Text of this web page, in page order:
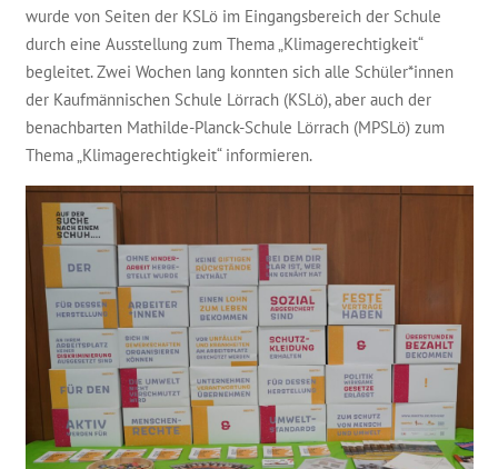
wurde von Seiten der KSLö im Eingangsbereich der Schule
durch eine Ausstellung zum Thema „Klimagerechtigkeit“
begleitet. Zwei Wochen lang konnten sich alle Schüler*innen
der Kaufmännischen Schule Lörrach (KSLö), aber auch der
benachbarten Mathilde-Planck-Schule Lörrach (MPSLö) zum
Thema „Klimagerechtigkeit“ informieren.